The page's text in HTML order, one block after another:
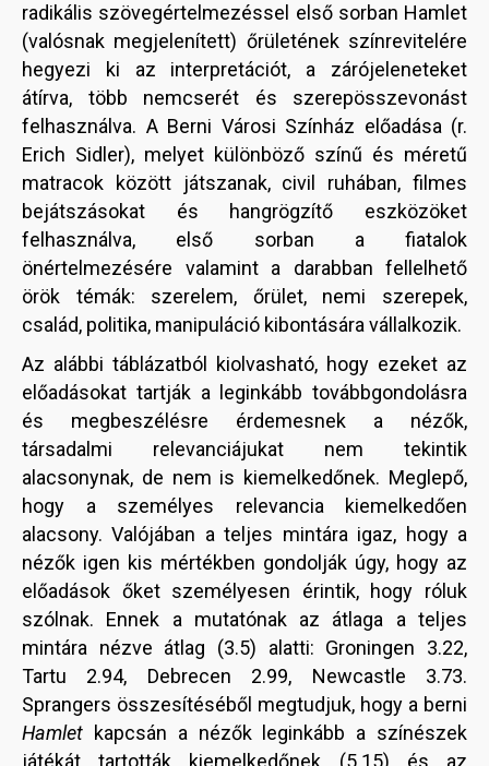
radikális szövegértelmezéssel első sorban Hamlet
(valósnak megjelenített) őrületének színrevitelére
hegyezi ki az interpretációt, a zárójeleneteket
átírva, több nemcserét és szerepösszevonást
felhasználva. A Berni Városi Színház előadása (r.
Erich Sidler), melyet különböző színű és méretű
matracok között játszanak, civil ruhában, filmes
bejátszásokat és hangrögzítő eszközöket
felhasználva, első sorban a fiatalok
önértelmezésére valamint a darabban fellelhető
örök témák: szerelem, őrület, nemi szerepek,
család, politika, manipuláció kibontására vállalkozik.
Az alábbi táblázatból kiolvasható, hogy ezeket az
előadásokat tartják a leginkább továbbgondolásra
és megbeszélésre érdemesnek a nézők,
társadalmi relevanciájukat nem tekintik
alacsonynak, de nem is kiemelkedőnek. Meglepő,
hogy a személyes relevancia kiemelkedően
alacsony. Valójában a teljes mintára igaz, hogy a
nézők igen kis mértékben gondolják úgy, hogy az
előadások őket személyesen érintik, hogy róluk
szólnak. Ennek a mutatónak az átlaga a teljes
mintára nézve átlag (3.5) alatti: Groningen 3.22,
Tartu 2.94, Debrecen 2.99, Newcastle 3.73.
Sprangers összesítéséből megtudjuk, hogy a berni
Hamlet kapcsán a nézők leginkább a színészek
játékát tartották kiemelkedőnek (5.15) és az